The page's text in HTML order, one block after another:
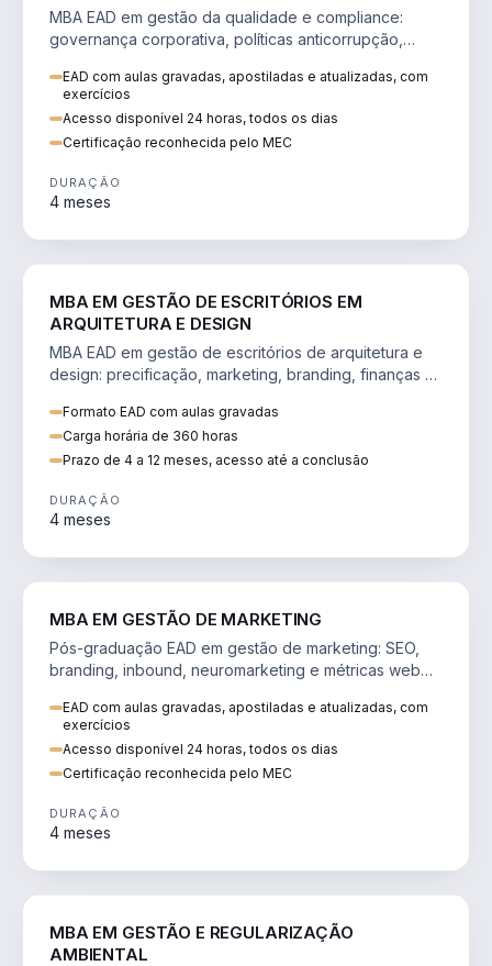
MBA EAD em gestão da qualidade e compliance:
governança corporativa, políticas anticorrupção,
EAD com aulas gravadas, apostiladas e atualizadas, com
exercícios
Acesso disponível 24 horas, todos os dias
Certificação reconhecida pelo MEC
DURAÇÃO
4 meses
MBA EM GESTÃO DE ESCRITÓRIOS EM
ARQUITETURA E DESIGN
MBA EAD em gestão de escritórios de arquitetura e
design: precificação, marketing, branding, finanças e
Formato EAD com aulas gravadas
Carga horária de 360 horas
Prazo de 4 a 12 meses, acesso até a conclusão
DURAÇÃO
4 meses
MBA EM GESTÃO DE MARKETING
Pós-graduação EAD em gestão de marketing: SEO,
branding, inbound, neuromarketing e métricas web
EAD com aulas gravadas, apostiladas e atualizadas, com
exercícios
Acesso disponível 24 horas, todos os dias
Certificação reconhecida pelo MEC
DURAÇÃO
4 meses
MBA EM GESTÃO E REGULARIZAÇÃO
AMBIENTAL